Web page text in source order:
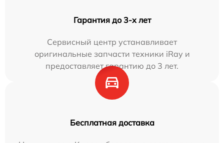
Гарантия до 3-х лет
Сервисный центр устанавливает
оригинальные запчасти техники iRay и
предоставляет гарантию до 3 лет.
Бесплатная доставка